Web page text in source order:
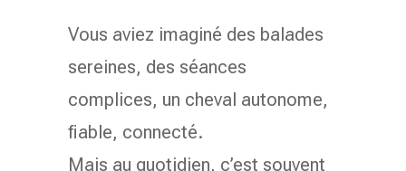
Vous aviez imaginé des balades
sereines, des séances
complices, un cheval autonome,
fiable, connecté.
Mais au quotidien, c’est souvent